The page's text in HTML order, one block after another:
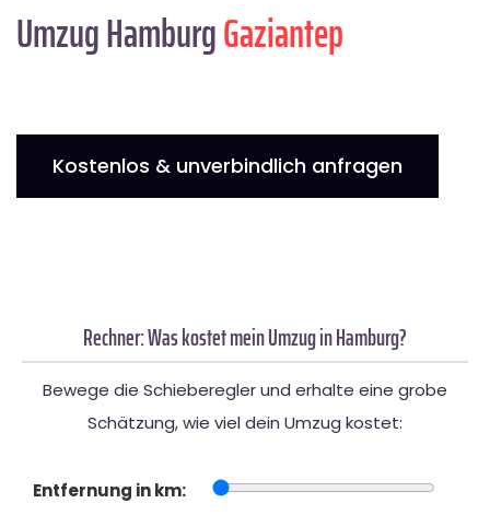
Umzug HamburgGaziantep
Kostenlos & unverbindlich anfragen
Rechner: Was kostet mein Umzug in Hamburg?
Bewege die Schieberegler und erhalte eine grobe
Schätzung, wie viel dein Umzug kostet:
Entfernung in km: